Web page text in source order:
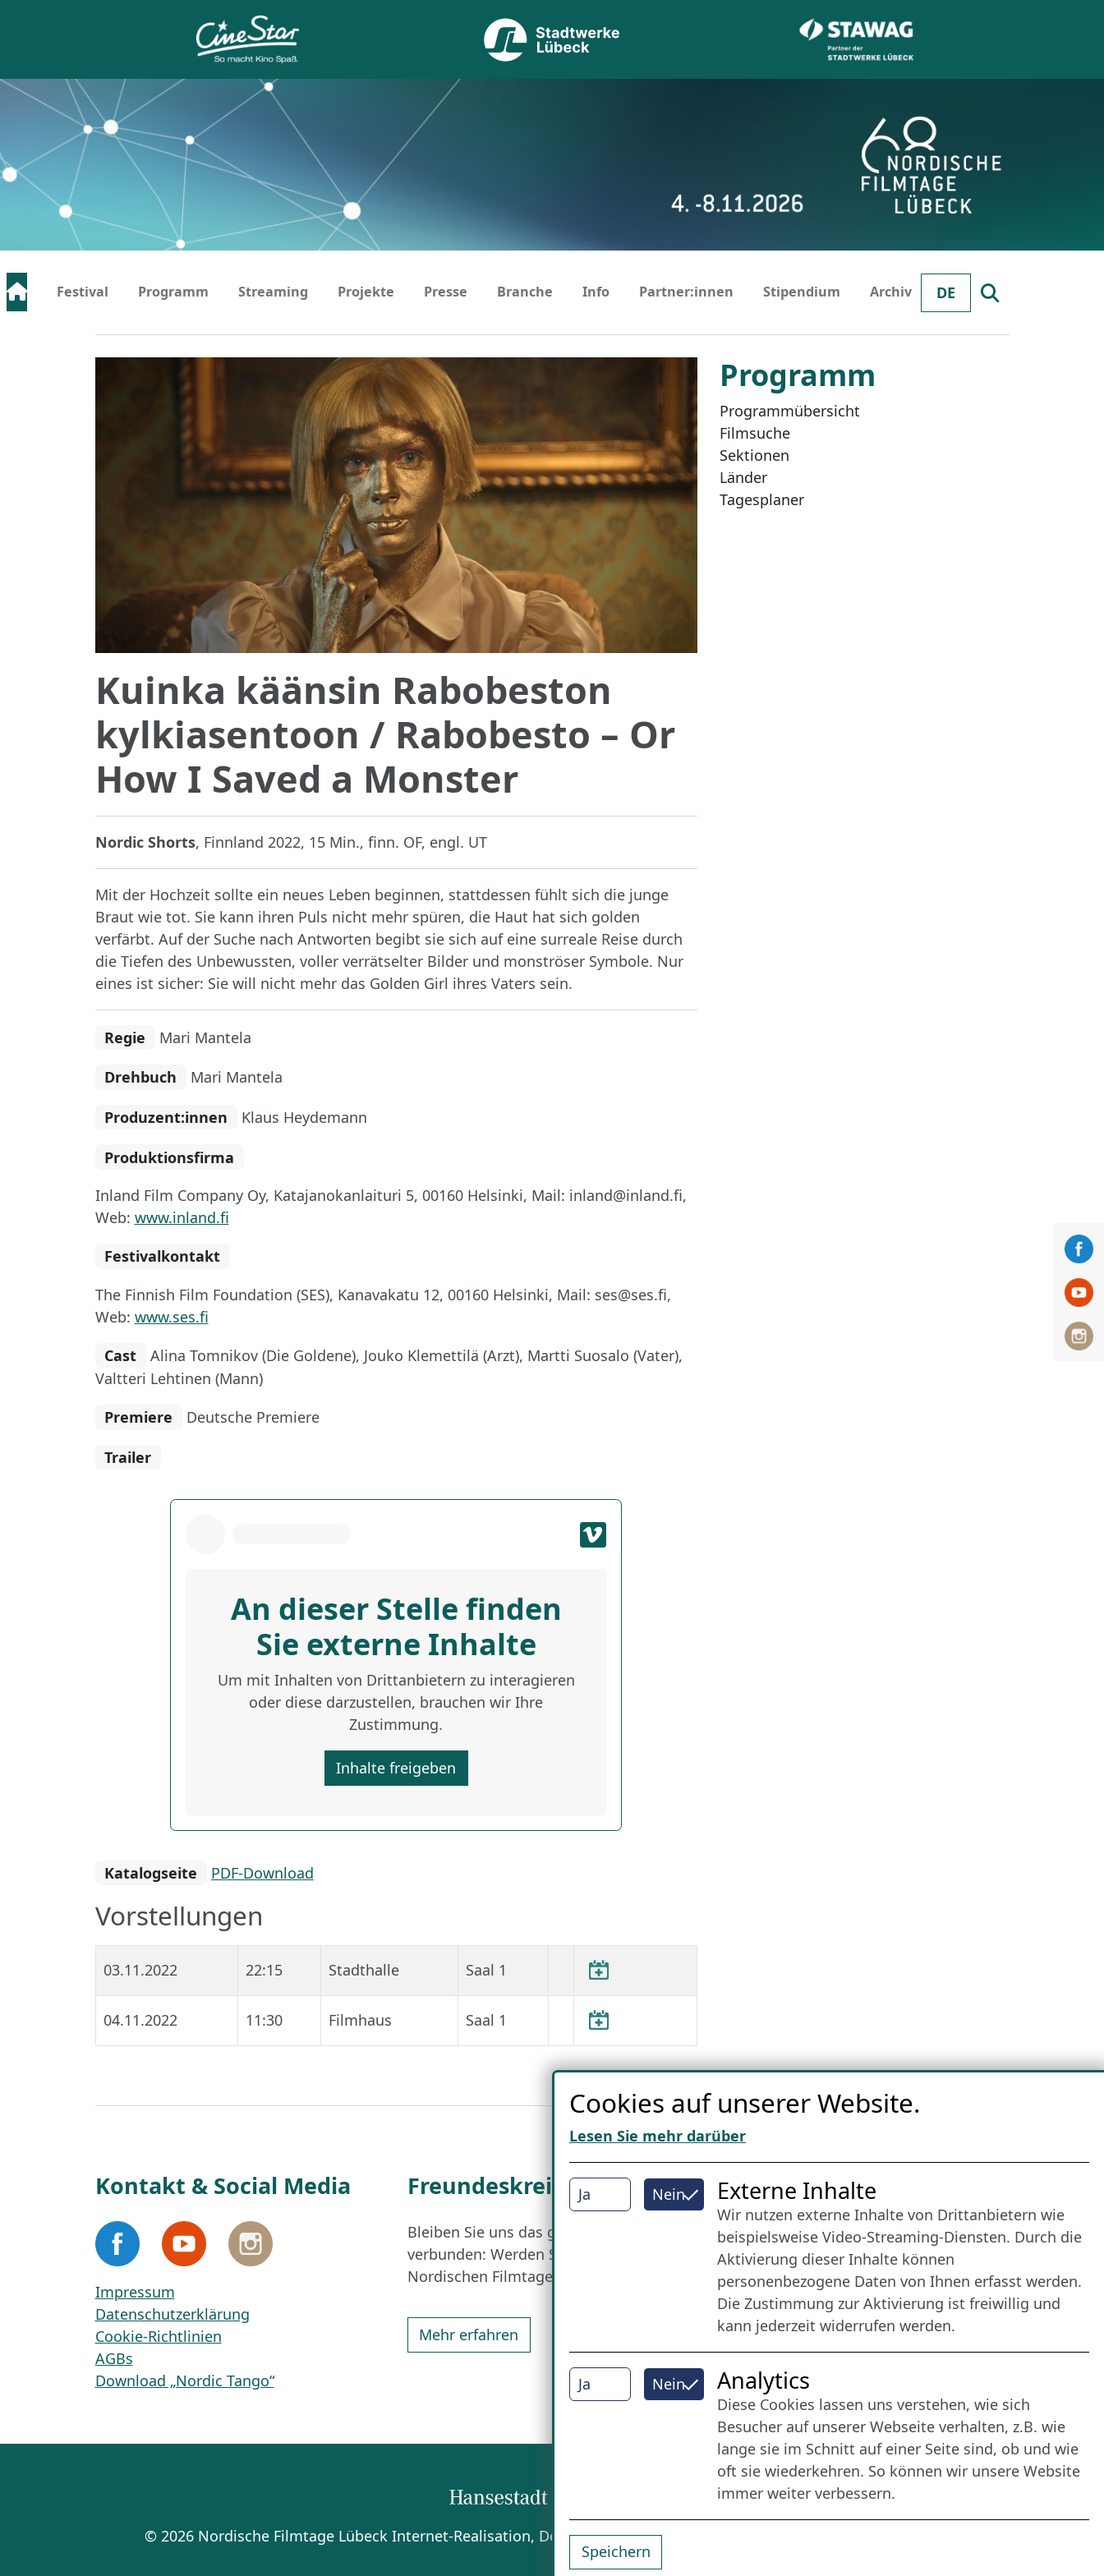
DE
Festival Programm Streaming Projekte Presse Branche Info Partner:innen Stipendium Archiv
Programm
Programmübersicht
Filmsuche
Sektionen
Länder
Tagesplaner
Kuinka käänsin Rabobeston
kylkiasentoon / Rabobesto – Or
How I Saved a Monster
Nordic Shorts, Finnland 2022, 15 Min., finn. OF, engl. UT
Mit der Hochzeit sollte ein neues Leben beginnen, stattdessen fühlt sich die junge
Braut wie tot. Sie kann ihren Puls nicht mehr spüren, die Haut hat sich golden
verfärbt. Auf der Suche nach Antworten begibt sie sich auf eine surreale Reise durch
die Tiefen des Unbewussten, voller verrätselter Bilder und monströser Symbole. Nur
eines ist sicher: Sie will nicht mehr das Golden Girl ihres Vaters sein.
Regie Mari Mantela
Drehbuch Mari Mantela
Produzent:innen Klaus Heydemann
Produktionsfirma
Inland Film Company Oy, Katajanokanlaituri 5, 00160 Helsinki, Mail: inland@inland.fi,
Web: www.inland.fi
Festivalkontakt
The Finnish Film Foundation (SES), Kanavakatu 12, 00160 Helsinki, Mail: ses@ses.fi,
Web: www.ses.fi
Cast
Alina Tomnikov (Die Goldene), Jouko Klemettilä (Arzt), Martti Suosalo (Vater),
Valtteri Lehtinen (Mann)
Premiere
Deutsche Premiere
Trailer
An dieser Stelle finden
Sie externe Inhalte
Um mit Inhalten von Drittanbietern zu interagieren
oder diese darzustellen, brauchen wir Ihre
Zustimmung.
Inhalte freigeben
Katalogseite PDF-Download
Vorstellungen
03.11.2022 22:15 Stadthalle Saal 1
04.11.2022 11:30 Filmhaus Saal 1
Kontakt & Social Media
Impressum
Datenschutzerklärung
Cookie-Richtlinien
AGBs
Download „Nordic Tango“
Freundes­kreis
Bleiben Sie uns das ganze Jahr über
verbunden: Werden Sie Freund der
Nordischen Filmtage Lübeck.
Mehr erfahren
Internet Partner
© 2026 Nordische Filmtage Lübeck Internet-Realisation, Design und Content-Management: CONVOTIS Lübeck GmbH
Cookies auf unserer Website.
Lesen Sie mehr darüber
Ja Nein Externe Inhalte
Wir nutzen externe Inhalte von Drittanbietern wie
beispielsweise Video-Streaming-Diensten. Durch die
Aktivierung dieser Inhalte können
personenbezogene Daten von Ihnen erfasst werden.
Die Zustimmung zur Aktivierung ist freiwillig und
kann jederzeit widerrufen werden.
Ja Nein Analytics
Diese Cookies lassen uns verstehen, wie sich
Besucher auf unserer Webseite verhalten, z.B. wie
lange sie im Schnitt auf einer Seite sind, ob und wie
oft sie wiederkehren. So können wir unsere Website
immer weiter verbessern.
Speichern